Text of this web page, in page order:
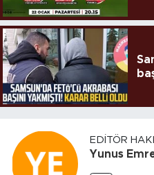
EDITÖR
Yunus